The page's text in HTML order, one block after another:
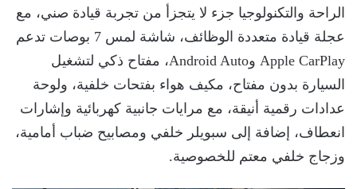
الراحة والتكنولوجيا جزء لا يتجزأ من تجربة قيادة صني، مع
عجلة قيادة متعددة الوظائف، شاشة لمس 7 بوصات تدعم
Apple CarPlay وAndroid Auto، مفتاح ذكي لتشغيل
السيارة بدون مفتاح، مكيف هواء بفتحات خلفية، ولوحة
عدادات رقمية أنيقة، مع مرايات جانبية كهربائية وإشارات
انعطاف، إضافة إلى سبويلر خلفي ومصابيح ضباب أمامية،
وزجاج خلفي معتم للخصوصية.